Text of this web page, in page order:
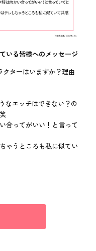
いる皆様へのメッセージ
ターはいますか？理由
なエッチはできない？の
合ってがいい！と言って
ゃうところも私に似てい